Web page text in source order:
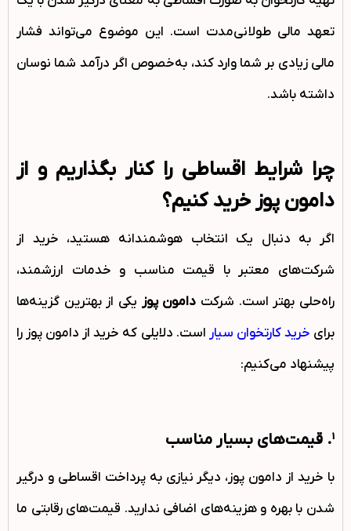
تعهد مالی طولانی‌مدت است. این موضوع می‌تواند فشار
مالی زیادی بر شما وارد کند، به‌خصوص اگر درآمد شما نوسان
داشته باشد.
چرا شرایط اقساطی را کنار بگذاریم و از
دامون پوز خرید کنیم؟
اگر به دنبال یک انتخاب هوشمندانه هستید، خرید از
شرکت‌های معتبر با قیمت مناسب و خدمات ارزشمند،
راه‌حلی بهتر است. شرکت دامون پوز یکی از بهترین گزینه‌ها
برای خرید کارتخوان سیار است. دلایلی که خرید از دامون پوز را
پیشنهاد می‌کنیم:
1. قیمت‌های بسیار مناسب
با خرید از دامون پوز، دیگر نیازی به پرداخت اقساطی و درگیر
شدن با بهره و هزینه‌های اضافی ندارید. قیمت‌های رقابتی ما